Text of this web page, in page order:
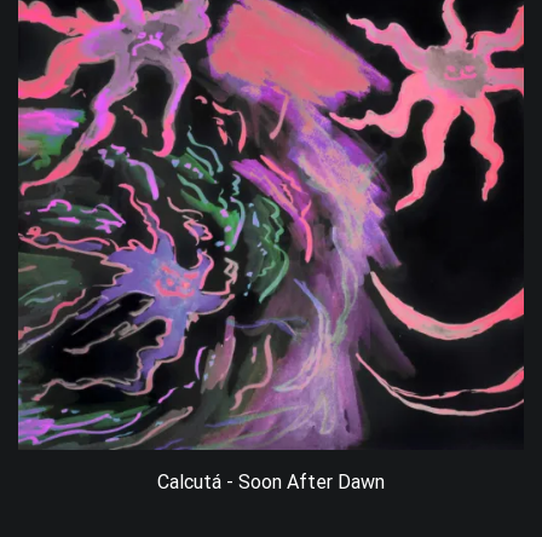
Calcutá - Soon After Dawn